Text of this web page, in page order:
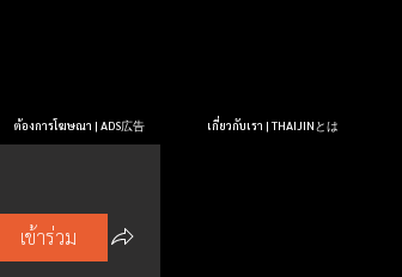
ต้องการโฆษณา | ADS広告 เกี่ยวกับเรา | THAIJINとは
เข้าร่วม